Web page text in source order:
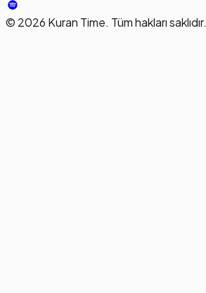
© 2026 Kuran Time. Tüm hakları saklıdır.